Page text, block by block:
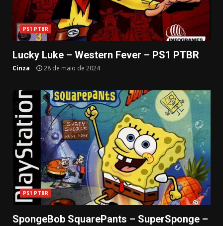
PS1 PTBR
Lucky Luke – Western Fever – PS1 PTBR
Cinza 28 de maio de 2024
PS1 PTBR
SpongeBob SquarePants – SuperSponge –